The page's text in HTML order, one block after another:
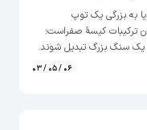
به بزرگی یک توپ
کیسۀ صفراست؛
سنگ بزرگ تبدیل شوند.
۰۶ / ۰۵ / ۰۳